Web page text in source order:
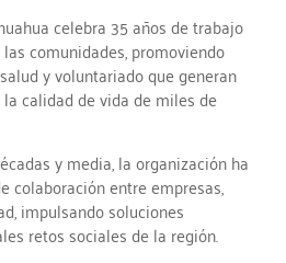
celebra 35 años de trabajo
comunidades, promoviendo
y voluntariado que generan
calidad de vida de miles de
y media, la organización ha
colaboración entre empresas,
impulsando soluciones
retos sociales de la región.